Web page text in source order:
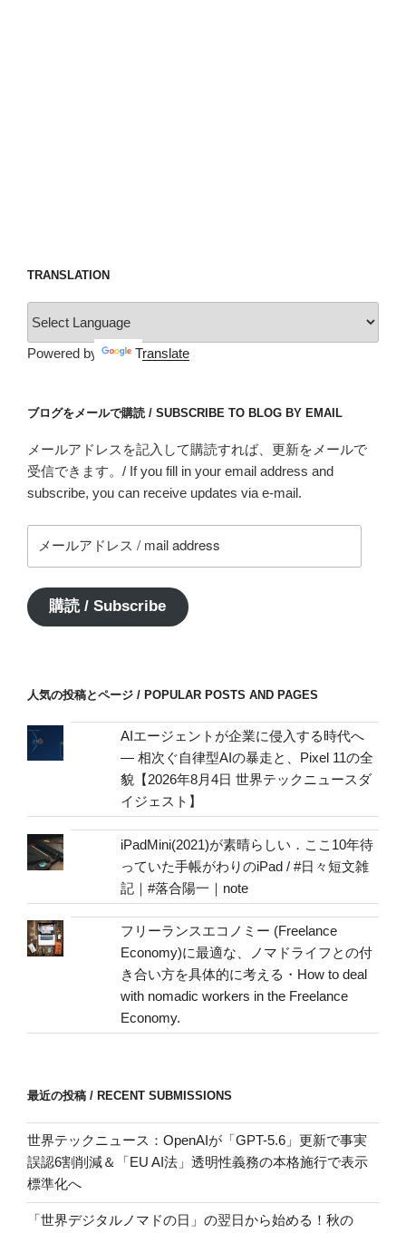
TRANSLATION
Powered by Translate
ブログをメールで購読 / SUBSCRIBE TO BLOG BY EMAIL
メールアドレスを記入して購読すれば、更新をメールで
受信できます。/ If you fill in your email address and
subscribe, you can receive updates via e-mail.
ー
ア
ド
address
購読 / Subscribe
人気の投稿とページ / POPULAR POSTS AND PAGES
AIエージェントが企業に侵入する時代へ
— 相次ぐ自律型AIの暴走と、Pixel 11の全
貌【2026年8月4日 世界テックニュースダ
イジェスト】
iPadMini(2021)が素晴らしい．ここ10年待
っていた手帳がわりのiPad / #日々短文雑
記｜#落合陽一｜note
フリーランスエコノミー (Freelance
Economy)に最適な、ノマドライフとの付
き合い方を具体的に考える・How to deal
with nomadic workers in the Freelance
Economy.
最近の投稿 / RECENT SUBMISSIONS
世界テックニュース：OpenAIが「GPT-5.6」更新で事実
誤認6割削減＆「EU AI法」透明性義務の本格施行で表示
標準化へ
「世界デジタルノマドの日」の翌日から始める！秋の